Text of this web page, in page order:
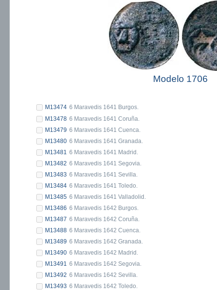
Modelo 1706
M13474 6 Maravedis 1641 Burgos.
M13478 6 Maravedis 1641 Coruña.
M13479 6 Maravedis 1641 Cuenca.
M13480 6 Maravedis 1641 Granada.
M13481 6 Maravedis 1641 Madrid.
M13482 6 Maravedis 1641 Segovia.
M13483 6 Maravedis 1641 Sevilla.
M13484 6 Maravedis 1641 Toledo.
M13485 6 Maravedis 1641 Valladolid.
M13486 6 Maravedis 1642 Burgos.
M13487 6 Maravedis 1642 Coruña.
M13488 6 Maravedis 1642 Cuenca.
M13489 6 Maravedis 1642 Granada.
M13490 6 Maravedis 1642 Madrid.
M13491 6 Maravedis 1642 Segovia.
M13492 6 Maravedis 1642 Sevilla.
M13493 6 Maravedis 1642 Toledo.